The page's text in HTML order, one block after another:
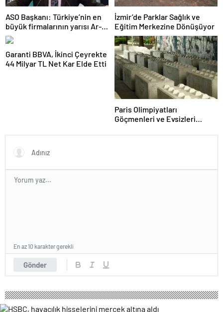
ASO Başkanı: Türkiye’nin en
büyük firmalarının yarısı Ar-
Ge harcaması yapmıyor
İzmir’de Parklar Sağlık ve
Eğitim Merkezine Dönüşüyor
Garanti BBVA, İkinci Çeyrekte
44 Milyar TL Net Kar Elde Etti
Paris Olimpiyatları
Göçmenleri ve Evsizleri
Gönder
En az 10 karakter gerekli